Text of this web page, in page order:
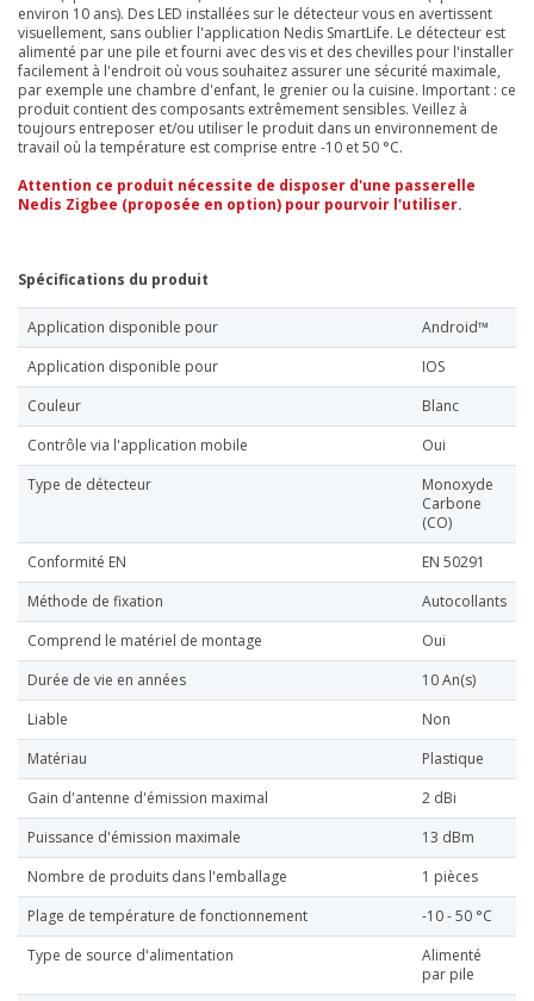
environ 10 ans). Des LED installées sur le détecteur vous en avertissent
visuellement, sans oublier l'application Nedis SmartLife. Le détecteur est
alimenté par une pile et fourni avec des vis et des chevilles pour l'installer
facilement à l'endroit où vous souhaitez assurer une sécurité maximale,
par exemple une chambre d'enfant, le grenier ou la cuisine. Important : ce
produit contient des composants extrêmement sensibles. Veillez à
toujours entreposer et/ou utiliser le produit dans un environnement de
travail où la température est comprise entre -10 et 50 °C.
Attention ce produit nécessite de disposer d'une passerelle
Nedis Zigbee (proposée en option) pour pourvoir l'utiliser.
Spécifications du produit
Application disponible pour
Android™
Application disponible pour
IOS
Couleur
Blanc
Contrôle via l'application mobile
Oui
Type de détecteur
Monoxyde
Carbone
(CO)
Conformité EN
EN 50291
Méthode de fixation
Autocollants
Comprend le matériel de montage
Oui
Durée de vie en années
10 An(s)
Liable
Non
Matériau
Plastique
Gain d'antenne d'émission maximal
2 dBi
Puissance d'émission maximale
13 dBm
Nombre de produits dans l'emballage
1 pièces
Plage de température de fonctionnement
-10 - 50 °C
Type de source d'alimentation
Alimenté
par pile